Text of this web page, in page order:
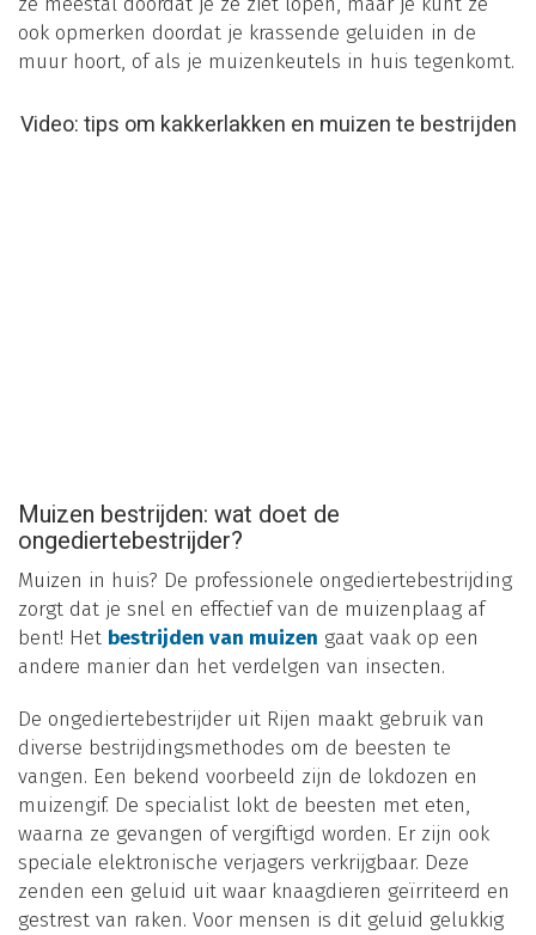
ook opmerken doordat je krassende geluiden in de
muur hoort, of als je muizenkeutels in huis tegenkomt.
Video: tips om kakkerlakken en muizen te bestrijden
Muizen bestrijden: wat doet de
ongediertebestrijder?
Muizen in huis? De professionele ongediertebestrijding
zorgt dat je snel en effectief van de muizenplaag af
bent! Het bestrijden van muizen gaat vaak op een
andere manier dan het verdelgen van insecten.
De ongediertebestrijder uit Rijen maakt gebruik van
diverse bestrijdingsmethodes om de beesten te
vangen. Een bekend voorbeeld zijn de lokdozen en
muizengif. De specialist lokt de beesten met eten,
waarna ze gevangen of vergiftigd worden. Er zijn ook
speciale elektronische verjagers verkrijgbaar. Deze
zenden een geluid uit waar knaagdieren geïrriteerd en
gestrest van raken. Voor mensen is dit geluid gelukkig